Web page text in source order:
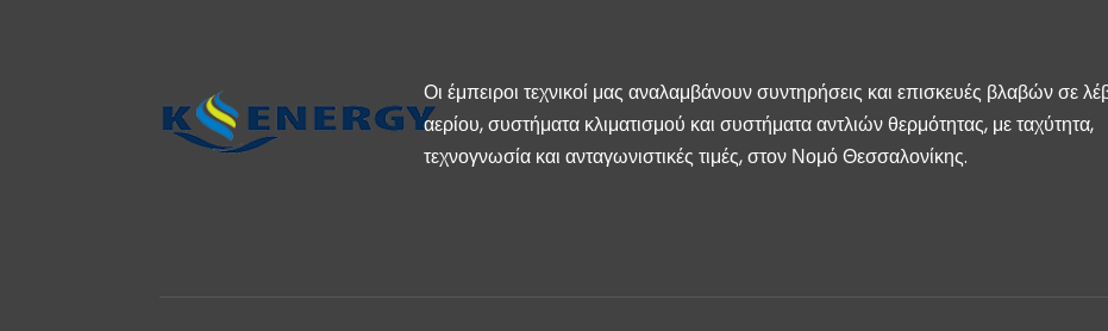
Οι έμπειροι τεχνικοί μας αναλαμβάνουν συντηρήσεις και επισκευές βλαβών σε
αερίου, συστήματα κλιματισμού και συστήματα αντλιών θερμότητας, με ταχύτητα,
τεχνογνωσία και ανταγωνιστικές τιμές, στον Νομό Θεσσαλονίκης.